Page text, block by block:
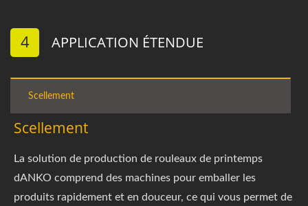
4 APPLICATION ÉTENDUE
Scellement
Scellement
La solution de production de rouleaux de printemps
dANKO comprend des machines pour emballer les
produits rapidement et en douceur, ce qui vous permet de